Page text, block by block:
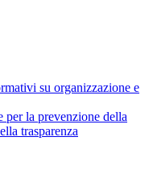
su organizzazione e
per la prevenzione della
trasparenza